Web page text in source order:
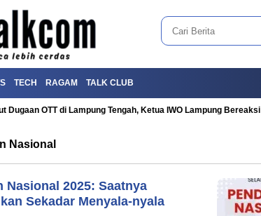
TECH RAGAM TALK CLUB
OTT di Lampung Tengah, Ketua IWO Lampung Bereaksi
Nasional
Nasional 2025: Saatnya
Sekadar Menyala-nyala